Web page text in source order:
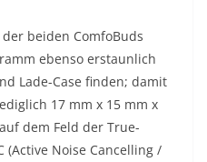
beiden ComfoBuds
ebenso erstaunlich
Lade-Case finden; damit
17 mm x 15 mm x
dem Feld der True-
(Active Noise Cancelling /